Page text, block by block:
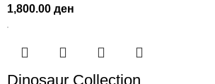
1,800.00ден
Dinosaur Collection